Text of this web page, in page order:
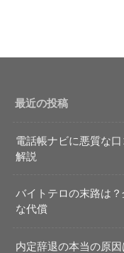
最近の投稿
電話帳ナビに悪質な
解説
バイトテロの末路は
な代償
内定辞退の本当の原